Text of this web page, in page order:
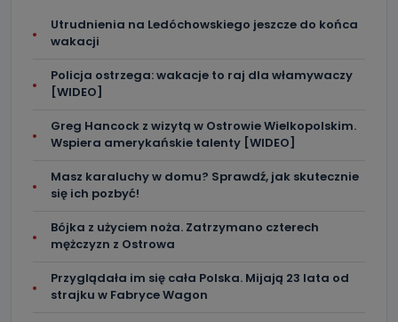
Utrudnienia na Ledóchowskiego jeszcze do końca
wakacji
Policja ostrzega: wakacje to raj dla włamywaczy
[WIDEO]
Greg Hancock z wizytą w Ostrowie Wielkopolskim.
Wspiera amerykańskie talenty [WIDEO]
Masz karaluchy w domu? Sprawdź, jak skutecznie
się ich pozbyć!
Bójka z użyciem noża. Zatrzymano czterech
mężczyzn z Ostrowa
Przyglądała im się cała Polska. Mijają 23 lata od
strajku w Fabryce Wagon